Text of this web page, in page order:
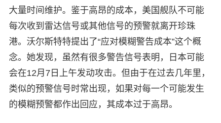
大量时间维护。鉴于高昂的成本，美国舰队不可能
每次收到雷达信号或其他信号的预警就离开珍珠
港。沃尔斯特特提出了“应对模糊警告成本”这个概
念。她发现，虽然有很多警告信号表明，日本可能
会在12月7日上午发动攻击。但由于在过去几年里，
类似的预警信号时常出现，如果对每一个可能发生
的模糊预警都作出回应，其成本过于高昂。